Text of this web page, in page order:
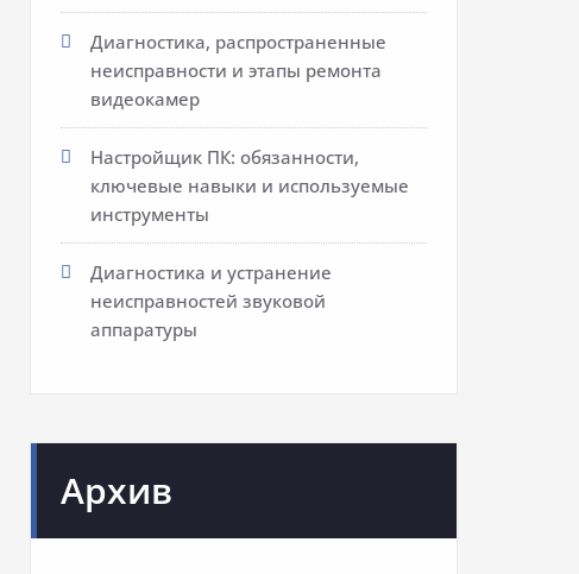
Диагностика, распространенные
неисправности и этапы ремонта
видеокамер
Настройщик ПК: обязанности,
ключевые навыки и используемые
инструменты
Диагностика и устранение
неисправностей звуковой
аппаратуры
Архив